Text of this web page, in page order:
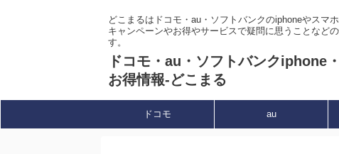
どこまるはドコモ・au・ソフトバンクのiphoneやスマ
キャンペーンやお得やサービスで疑問に思うことなど
す。
ドコモ・au・ソフトバンクiphone
お得情報-どこまる
ドコモ au